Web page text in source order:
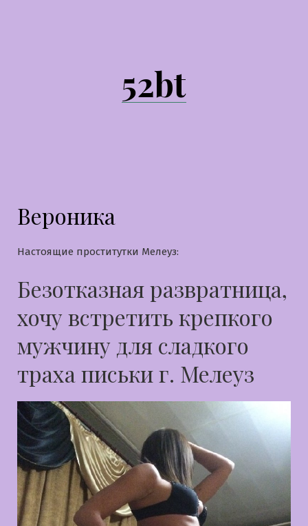
52bt
Вероника
Настоящие проститутки Мелеуз:
Безотказная развратница,
хочу встретить крепкого
мужчину для сладкого
траха письки г. Мелеуз